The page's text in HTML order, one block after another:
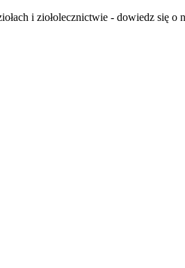
i ziołolecznictwie - dowiedz się